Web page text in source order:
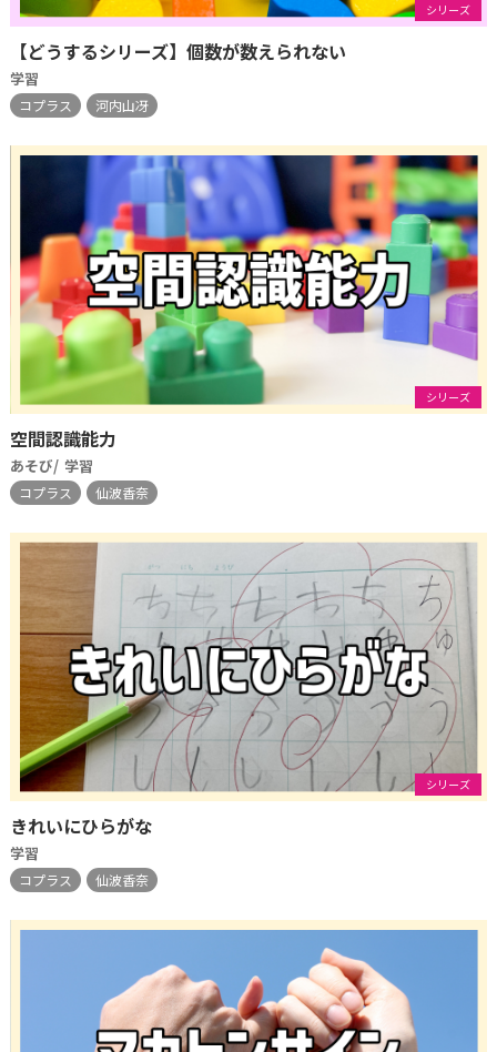
シリーズ
【どうするシリーズ】個数が数えられない
学習
コプラス 河内山冴
シリーズ
空間認識能力
あそび 学習
コプラス 仙波香奈
シリーズ
きれいにひらがな
学習
コプラス 仙波香奈